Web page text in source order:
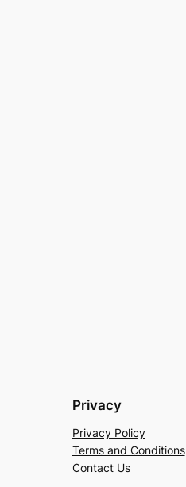
Privacy
Privacy Policy
Terms and Conditions
Contact Us